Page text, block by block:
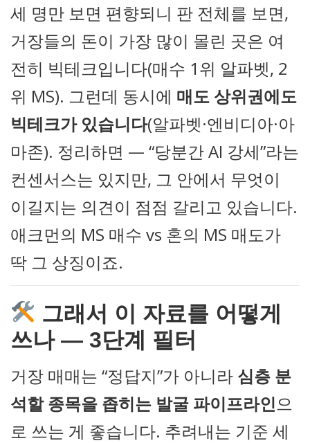
세 명만 보면 편향되니 판 전체를 보면,
거장들의 돈이 가장 많이 몰린 곳은 여
전히 빅테크입니다(매수 1위 알파벳, 2
위 MS). 그런데 동시에 매도 상위권에도
빅테크가 있습니다(알파벳·엔비디아·아
마존). 정리하면 — “당분간 AI 강세”라는
컨센서스는 있지만, 그 안에서 무엇이
이길지는 의견이 점점 갈리고 있습니다.
애크먼의 MS 매수 vs 혼의 MS 매도가
딱 그 상징이죠.
그래서 이 자료를 어떻게
쓰나 — 3단계 필터
거장 매매는 “정답지”가 아니라 심층 분
석할 종목을 좁히는 발굴 파이프라인으
로 쓰는 게 좋습니다. 추려내는 기준 세